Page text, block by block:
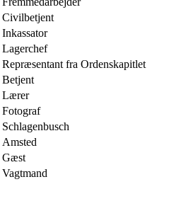
Civilbetjent
Inkassator
Lagerchef
Repræsentant fra Ordenskapitlet
Betjent
Lærer
Fotograf
Schlagenbusch
Amsted
Gæst
Vagtmand